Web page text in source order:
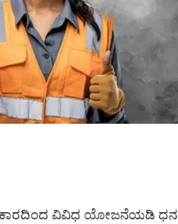
ಸರಕಾರದಿಂದ ವಿವಿಧ ಯೋಜನೆಯಡಿ ಧನ